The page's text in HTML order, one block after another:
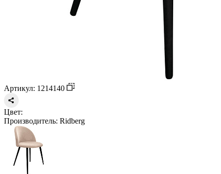
Артикул: 1214140
Цвет:
Производитель: Ridberg